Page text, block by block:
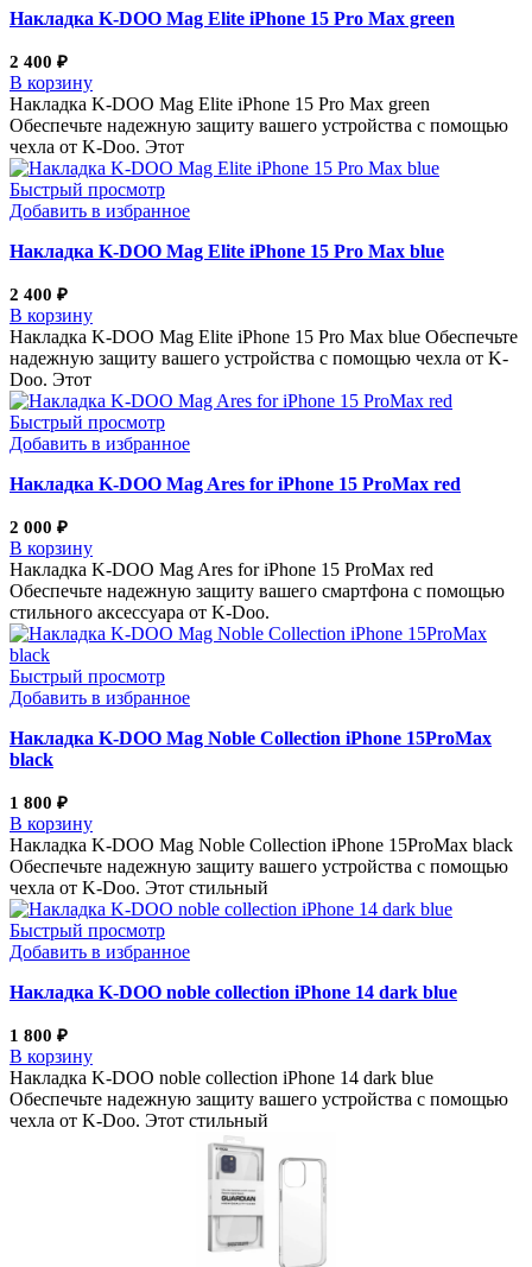
Накладка K-DOO Mag Elite iPhone 15 Pro Max green
2 400 ₽
В корзину
Накладка K-DOO Mag Elite iPhone 15 Pro Max green
Обеспечьте надежную защиту вашего устройства с помощью
чехла от K-Doo. Этот
Быстрый просмотр
Добавить в избранное
Накладка K-DOO Mag Elite iPhone 15 Pro Max blue
2 400 ₽
В корзину
Накладка K-DOO Mag Elite iPhone 15 Pro Max blue Обеспечьте
надежную защиту вашего устройства с помощью чехла от K-
Doo. Этот
Быстрый просмотр
Добавить в избранное
Накладка K-DOO Mag Ares for iPhone 15 ProMax red
2 000 ₽
В корзину
Накладка K-DOO Mag Ares for iPhone 15 ProMax red
Обеспечьте надежную защиту вашего смартфона с помощью
стильного аксессуара от K-Doo.
Быстрый просмотр
Добавить в избранное
Накладка K-DOO Mag Noble Collection iPhone 15ProMax
black
1 800 ₽
В корзину
Накладка K-DOO Mag Noble Collection iPhone 15ProMax black
Обеспечьте надежную защиту вашего устройства с помощью
чехла от K-Doo. Этот стильный
Быстрый просмотр
Добавить в избранное
Накладка K-DOO noble collection iPhone 14 dark blue
1 800 ₽
В корзину
Накладка K-DOO noble collection iPhone 14 dark blue
Обеспечьте надежную защиту вашего устройства с помощью
чехла от K-Doo. Этот стильный